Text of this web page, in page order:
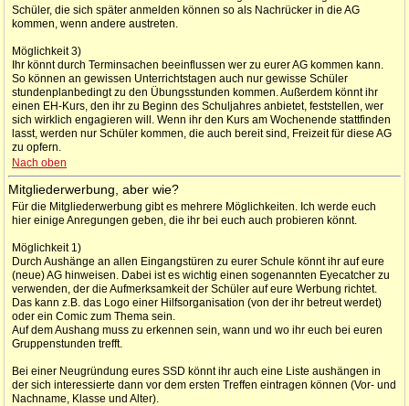
Schüler, die sich später anmelden können so als Nachrücker in die AG
kommen, wenn andere austreten.
Möglichkeit 3)
Ihr könnt durch Terminsachen beeinflussen wer zu eurer AG kommen kann.
So können an gewissen Unterrichtstagen auch nur gewisse Schüler
stundenplanbedingt zu den Übungsstunden kommen. Außerdem könnt ihr
einen EH-Kurs, den ihr zu Beginn des Schuljahres anbietet, feststellen, wer
sich wirklich engagieren will. Wenn ihr den Kurs am Wochenende stattfinden
lasst, werden nur Schüler kommen, die auch bereit sind, Freizeit für diese AG
zu opfern.
Nach oben
Mitgliederwerbung, aber wie?
Für die Mitgliederwerbung gibt es mehrere Möglichkeiten. Ich werde euch
hier einige Anregungen geben, die ihr bei euch auch probieren könnt.
Möglichkeit 1)
Durch Aushänge an allen Eingangstüren zu eurer Schule könnt ihr auf eure
(neue) AG hinweisen. Dabei ist es wichtig einen sogenannten Eyecatcher zu
verwenden, der die Aufmerksamkeit der Schüler auf eure Werbung richtet.
Das kann z.B. das Logo einer Hilfsorganisation (von der ihr betreut werdet)
oder ein Comic zum Thema sein.
Auf dem Aushang muss zu erkennen sein, wann und wo ihr euch bei euren
Gruppenstunden trefft.
Bei einer Neugründung eures SSD könnt ihr auch eine Liste aushängen in
der sich interessierte dann vor dem ersten Treffen eintragen können (Vor- und
Nachname, Klasse und Alter).